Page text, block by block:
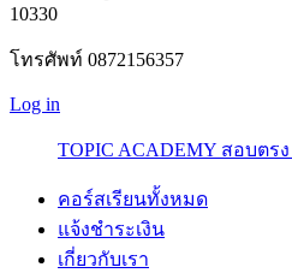
10330
โทรศัพท์ 0872156357
Log in
TOPIC ACADEMY สอบตร
คอร์สเรียนทั้งหมด
แจ้งชำระเงิน
เกี่ยวกับเรา